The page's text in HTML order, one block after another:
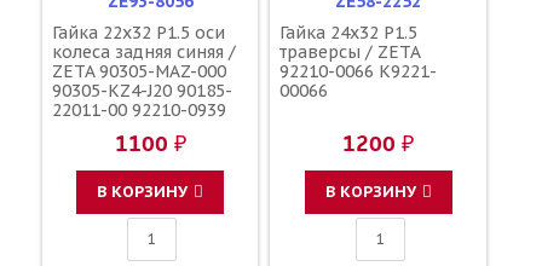
Гайка 22x32 P1.5 оси
колеса задняя синяя /
ZETA 90305-MAZ-000
90305-KZ4-J20 90185-
22011-00 92210-0939
1100 ₽
В КОРЗИНУ
Гайка 24x32 P1.5
траверсы / ZETA
92210-0066 K9221-
00066
1200 ₽
В КОРЗИНУ